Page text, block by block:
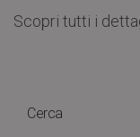
Scopri tutti i
Cerca